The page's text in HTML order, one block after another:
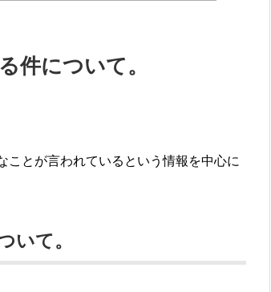
件について。
ことが言われているという情報を中心に
いて。